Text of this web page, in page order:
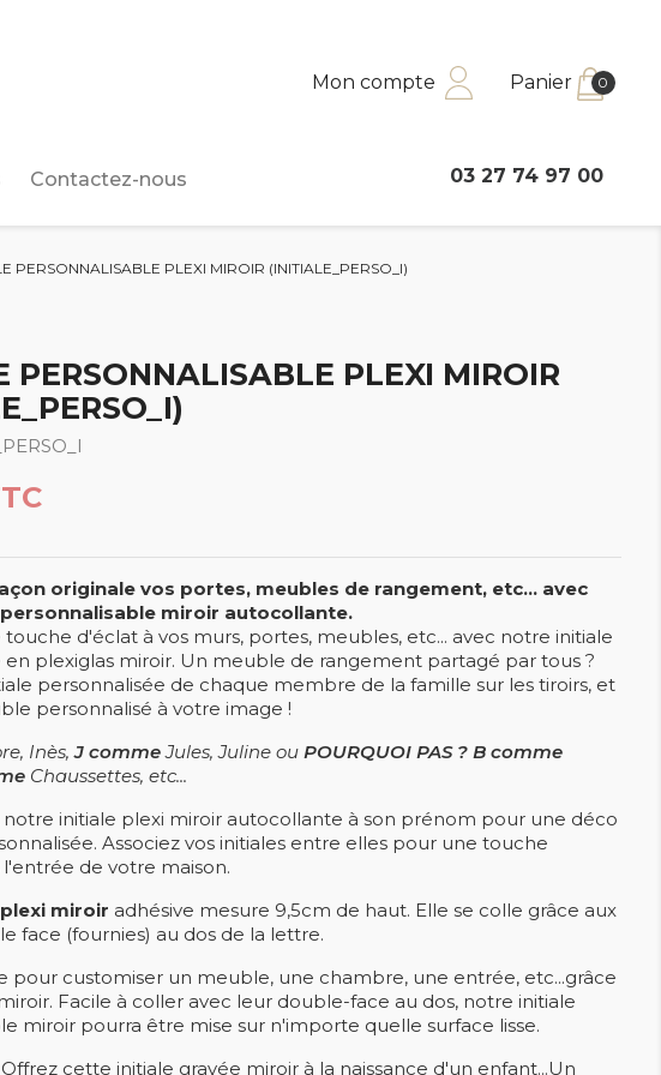
Mon compte Panier 0
Contactez-nous 03 27 74 97 00
PERSONNALISABLE PLEXI MIROIR (INITIALE_PERSO_I)
PERSONNALISABLE PLEXI MIROIR
originale vos portes, meubles de rangement, etc... avec
miroir autocollante.
d'éclat à vos murs, portes, meubles, etc... avec notre initiale
en plexiglas miroir. Un meuble de rangement partagé par tous ?
personnalisée de chaque membre de la famille sur les tiroirs, et
personnalisé à votre image !
Inès,J commeJules, Juline ou POURQUOI PAS ? B comme
Chaussettes, etc...
notre initiale plexi miroir autocollante à son prénom pour une déco
Associez vos initiales entre elles pour une touche
de votre maison.
miroir adhésive mesure 9,5cm de haut. Elle se colle grâce aux
face (fournies) au dos de la lettre.
pour customiser un meuble, une chambre, une entrée, etc...grâce
Facile à coller avec leur double-face au dos, notre initiale
miroir pourra être mise sur n'importe quelle surface lisse.
Offrez cette initiale gravée miroir à la naissance d'un enfant...Un